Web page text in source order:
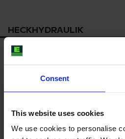
Consent
This website uses cookies
We use cookies to personalise
HECKHYDRAULIK
Oberlenker hinten Typ
Produktinformationen
Die hier angezeigten Daten dienen